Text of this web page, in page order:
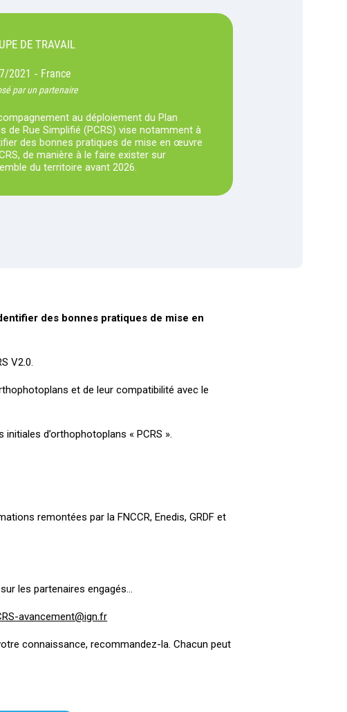
DE TRAVAIL
2021 - France
par un partenaire
au déploiement du Plan
de Rue Simplifié (PCRS) vise notamment à
des bonnes pratiques de mise en œuvre
de manière à le faire exister sur
du territoire avant 2026.
des bonnes pratiques de mise en
V2.0.
et de leur compatibilité avec le
d’orthophotoplans « PCRS ».
remontées par la FNCCR, Enedis, GRDF et
les partenaires engagés…
avancement@ign.fr
connaissance, recommandez-la. Chacun peut